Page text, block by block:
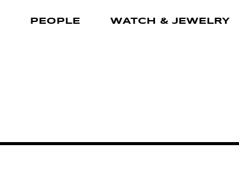
PEOPLE WATCH & JEWELRY